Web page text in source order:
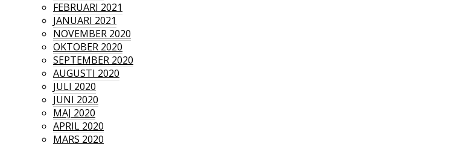
FEBRUARI 2021
JANUARI 2021
NOVEMBER 2020
OKTOBER 2020
SEPTEMBER 2020
AUGUSTI 2020
JULI 2020
JUNI 2020
MAJ 2020
APRIL 2020
MARS 2020